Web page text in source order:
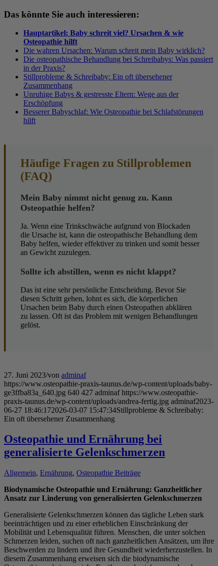
Das könnte Sie auch interessieren:
Hauptartikel: Baby schreit viel? Ursachen & wie
Osteopathie hilft
Die wahren Ursachen: Warum schreit mein Baby wirklich?
Die osteopathische Behandlung bei Schreibabys: Was passiert
in der Praxis?
Stillprobleme & Schreibaby: Ein oft übersehener
Zusammenhang
Unruhige Babys & gestresste Eltern: Wege aus der
Erschöpfung
Besserer Babyschlaf: Wie Osteopathie bei Schlafstörungen
hilft
Häufige Fragen zu Stillproblemen
(FAQ)
Mein Baby nimmt nicht genug zu. Kann
Osteopathie helfen?
Ja. Wenn eine Trinkschwäche aufgrund von Blockaden
die Ursache ist, kann die osteopathische Behandlung dem
Baby helfen, wieder effektiver zu trinken und somit besser
an Gewicht zuzulegen.
Sollte ich abstillen, wenn es nicht klappt?
Das ist eine sehr persönliche Entscheidung. Bevor Sie
diesen Schritt gehen, lohnt es sich, die körperlichen
Ursachen beim Baby durch einen Osteopathen abklären
zu lassen. Oft ist das Problem mit wenigen Behandlungen
gelöst.
27. Juni 2023/von adminaf
https://www.osteopathie-praxis-taunus.de/wp-content/uploads/baby-
ge3ffba83a_640.jpg 640 427 adminaf https://www.osteopathie-
praxis-taunus.de/wp-content/uploads/andrea-fertig.jpg adminaf2023-
06-27 18:46:172026-03-07 15:47:34Stillprobleme & Schreibaby:
Ein oft übersehener Zusammenhang
Osteopathie und Ernährung bei
generalisierte Gelenkschmerzen
Allgemein, Ernährung, Osteopathie Beiträge
Biodynamische Osteopathie und Ernährung: Ganzheitlicher
Ansatz zur Linderung von generalisierten Gelenkschmerzen
Generalisierte Gelenkschmerzen können das tägliche Leben stark
beeinträchtigen und zu einer erheblichen Einschränkung der
Mobilität und Lebensqualität führen. Menschen, die unter solchen
Schmerzen leiden, suchen oft nach ganzheitlichen Ansätzen, um ihre
Beschwerden zu lindern und ihre Gesundheit wiederherzustellen. In
diesem Zusammenhang erweisen sich die biodynamische